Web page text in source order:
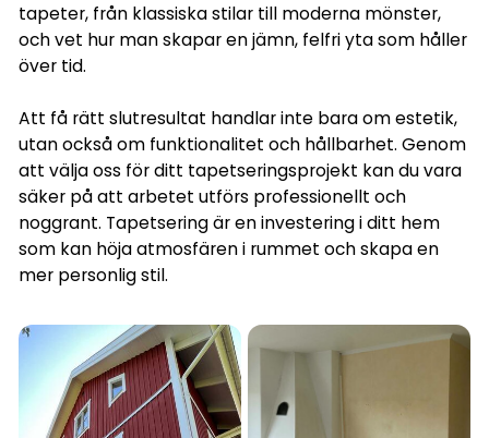
tapeter, från klassiska stilar till moderna mönster,
och vet hur man skapar en jämn, felfri yta som håller
över tid.
Att få rätt slutresultat handlar inte bara om estetik,
utan också om funktionalitet och hållbarhet. Genom
att välja oss för ditt tapetseringsprojekt kan du vara
säker på att arbetet utförs professionellt och
noggrant. Tapetsering är en investering i ditt hem
som kan höja atmosfären i rummet och skapa en
mer personlig stil.